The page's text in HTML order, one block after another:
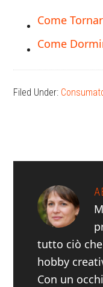
Come
Come
Filed Under:
tutto ciò
hobby
Con un